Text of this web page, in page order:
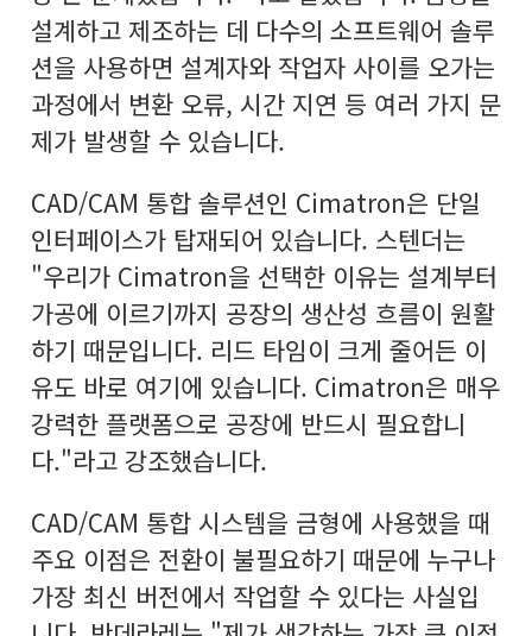
설계하고 제조하는 데 다수의 소프트웨어 솔루
션을 사용하면 설계자와 작업자 사이를 오가는
과정에서 변환 오류, 시간 지연 등 여러 가지 문
제가 발생할 수 있습니다.
CAD/CAM 통합 솔루션인 Cimatron은 단일
인터페이스가 탑재되어 있습니다. 스텐더는
"우리가 Cimatron을 선택한 이유는 설계부터
가공에 이르기까지 공장의 생산성 흐름이 원활
하기 때문입니다. 리드 타임이 크게 줄어든 이
유도 바로 여기에 있습니다. Cimatron은 매우
강력한 플랫폼으로 공장에 반드시 필요합니
다."라고 강조했습니다.
CAD/CAM 통합 시스템을 금형에 사용했을 때
주요 이점은 전환이 불필요하기 때문에 누구나
가장 최신 버전에서 작업할 수 있다는 사실입